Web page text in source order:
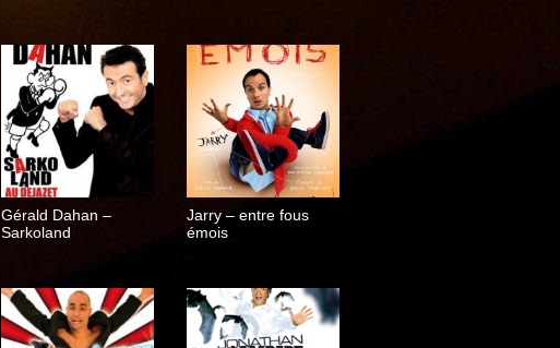
Gérald Dahan –
Sarkoland
Jarry – entre fous
émois